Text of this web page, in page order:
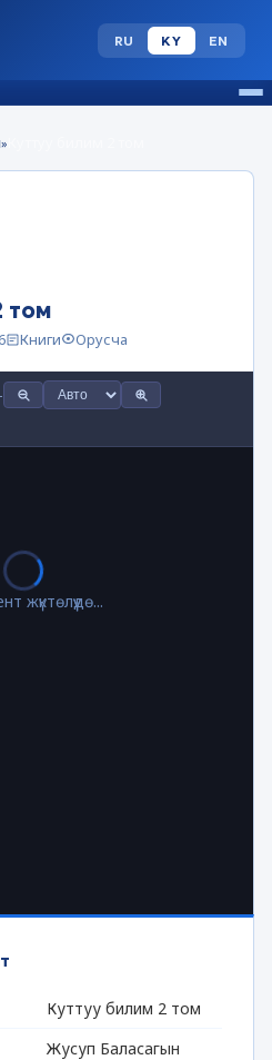
RU KY EN
»
том
Книги Орусча
жүктөлүүдө...
Куттуу билим 2 том
Жусуп Баласагын